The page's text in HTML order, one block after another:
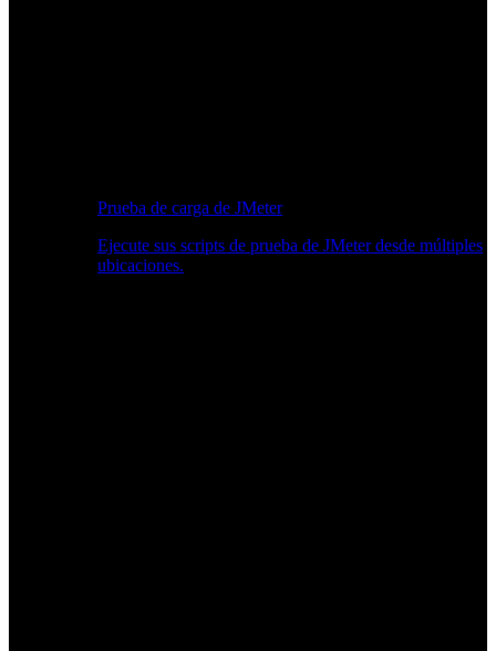
Prueba de carga de JMeter
Ejecute sus scripts de prueba de JMeter desde múltiples
ubicaciones.